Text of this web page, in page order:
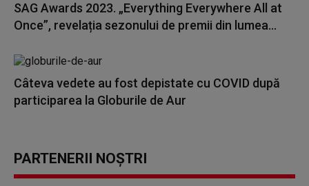
SAG Awards 2023. „Everything Everywhere All at
Once”, revelația sezonului de premii din lumea...
Câteva vedete au fost depistate cu COVID după
participarea la Globurile de Aur
PARTENERII NOȘTRI